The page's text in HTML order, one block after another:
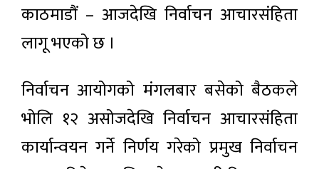
काठमाडौं – आजदेखि निर्वाचन आचारसंहिता
लागू भएको छ ।
निर्वाचन आयोगको मंगलबार बसेको बैठकले
भोलि १२ असोजदेखि निर्वाचन आचारसंहिता
कार्यान्वयन गर्ने निर्णय गरेको प्रमुख निर्वाचन